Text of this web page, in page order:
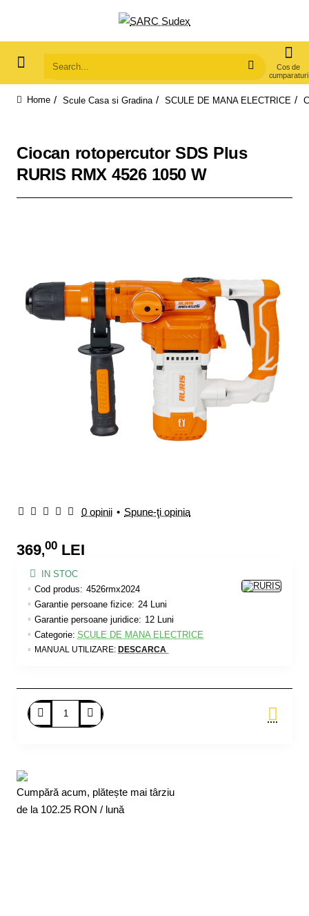
Search...
Scule Casa si Gradina SCULE DE MANA ELECTRICE
Ciocan rotopercutor SDS Plus
RURIS RMX 4526 1050 W
0 opinii • Spune-ţi opinia
369,00 LEI
IN STOC
Cod produs: 4526rmx2024
Garantie persoane fizice: 24 Luni
MANUAL UTILIZARE: DESCARCA
Garantie persoane juridice: 12 Luni
Categorie: SCULE DE MANA ELECTRICE
Cumpără acum, plătește mai târziu
de la 102.25 RON / lună